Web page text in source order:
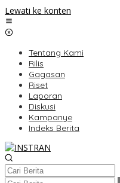
Lewati ke konten
Tentang Kami
Rilis
Gagasan
Riset
Laporan
Diskusi
Kampanye
Indeks Berita